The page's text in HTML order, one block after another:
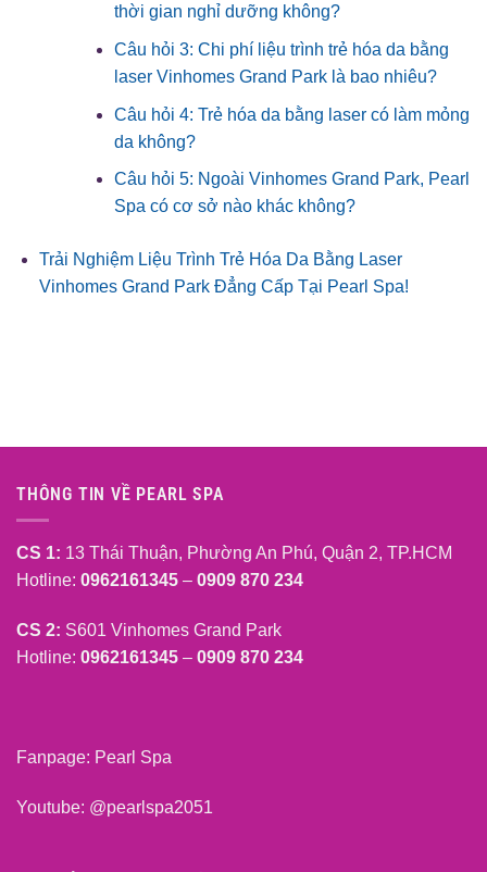
thời gian nghỉ dưỡng không?
Câu hỏi 3: Chi phí liệu trình trẻ hóa da bằng
laser Vinhomes Grand Park là bao nhiêu?
Câu hỏi 4: Trẻ hóa da bằng laser có làm mỏng
da không?
Câu hỏi 5: Ngoài Vinhomes Grand Park, Pearl
Spa có cơ sở nào khác không?
Trải Nghiệm Liệu Trình Trẻ Hóa Da Bằng Laser
Vinhomes Grand Park Đẳng Cấp Tại Pearl Spa!
THÔNG TIN VỀ PEARL SPA
CS 1: 13 Thái Thuận, Phường An Phú, Quận 2, TP.HCM
Hotline: 0962161345 – 0909 870 234
CS 2: S601 Vinhomes Grand Park
Hotline: 0962161345 – 0909 870 234
Fanpage: Pearl Spa
Youtube: @pearlspa2051